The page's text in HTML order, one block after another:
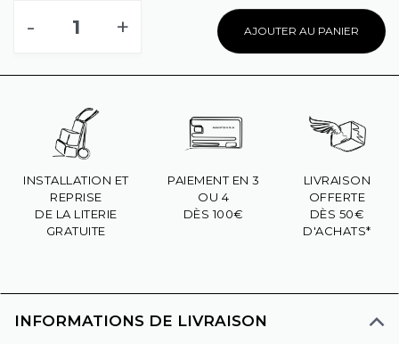
- + AJOUTER AU PANIER
INSTALLATION ET
REPRISE
DE LA LITERIE
GRATUITE
PAIEMENT EN 3
OU 4
DÈS 100€
LIVRAISON
OFFERTE
DÈS 50€
D'ACHATS*
INFORMATIONS DE LIVRAISON